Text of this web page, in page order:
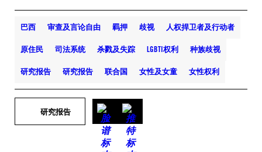
巴西 审查及言论自由 羁押 歧视 人权捍卫者及行动者
原住民 司法系统 杀戮及失踪 LGBTI权利 种族歧视
研究报告 研究报告 联合国 女性及女童 女性权利
研究报告